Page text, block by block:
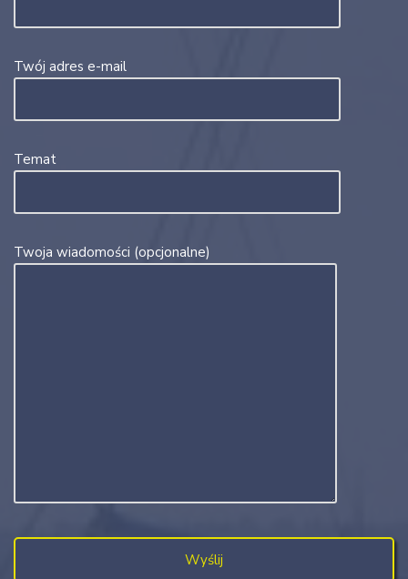
Twój adres e-mail
Temat
Twoja wiadomości (opcjonalne)